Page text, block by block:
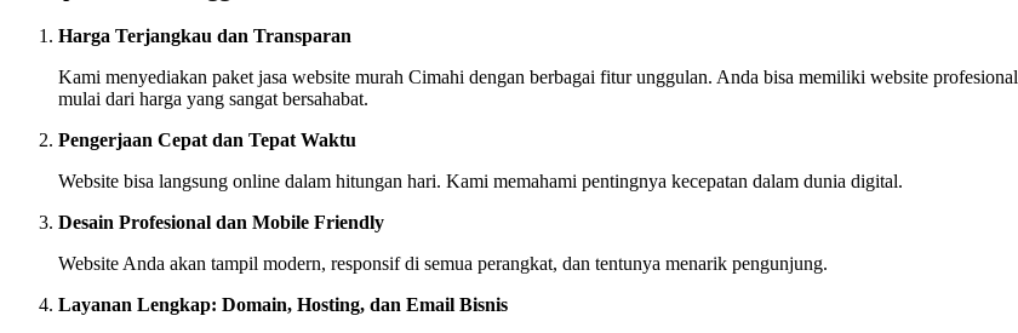
Harga Terjangkau dan Transparan
Kami menyediakan paket jasa website murah Cimahi dengan berbagai fitur unggulan. Anda bisa memiliki website profesional
mulai dari harga yang sangat bersahabat.
Pengerjaan Cepat dan Tepat Waktu
Website bisa langsung online dalam hitungan hari. Kami memahami pentingnya kecepatan dalam dunia digital.
Desain Profesional dan Mobile Friendly
Website Anda akan tampil modern, responsif di semua perangkat, dan tentunya menarik pengunjung.
Layanan Lengkap: Domain, Hosting, dan Email Bisnis